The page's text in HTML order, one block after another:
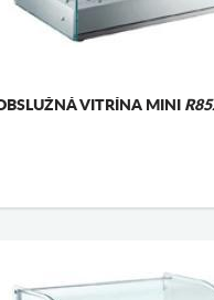
VITRÍNA MINI